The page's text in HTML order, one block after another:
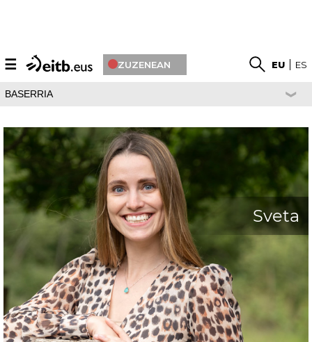
☰ ZUZENEAN EU ES
BASERRIA
Sveta